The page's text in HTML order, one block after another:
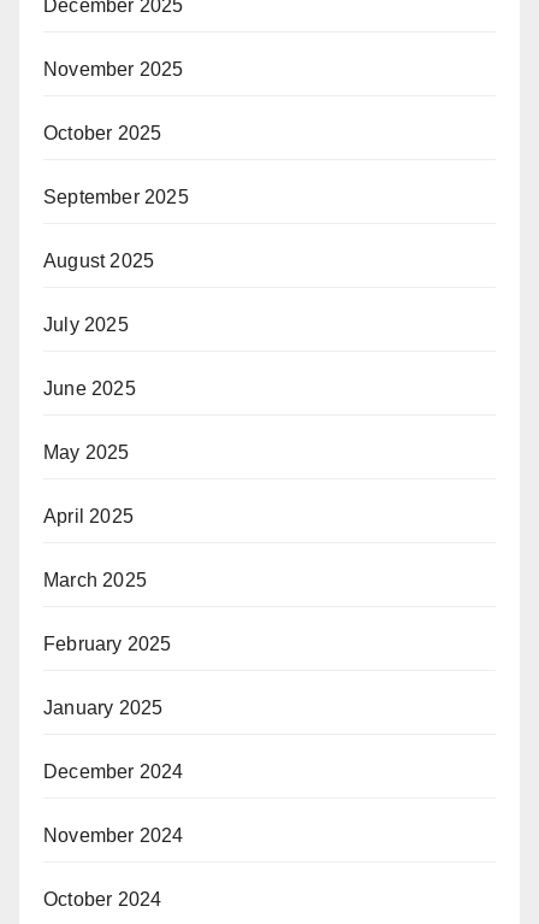
December 2025
November 2025
October 2025
September 2025
August 2025
July 2025
June 2025
May 2025
April 2025
March 2025
February 2025
January 2025
December 2024
November 2024
October 2024